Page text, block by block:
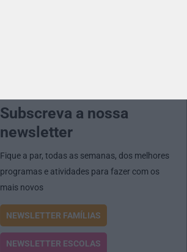
Subscreva a nossa
newsletter
Fique a par, todas as semanas, dos melhores
programas e atividades para fazer com os
mais novos
NEWSLETTER FAMÍLIAS
NEWSLETTER ESCOLAS